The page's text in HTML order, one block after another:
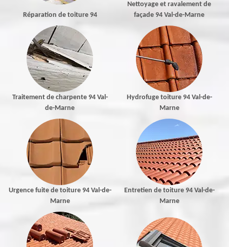
Réparation de toiture 94
Nettoyage et ravalement de
façade 94 Val-de-Marne
Traitement de charpente 94 Val-
de-Marne
Hydrofuge toiture 94 Val-de-
Marne
Urgence fuite de toiture 94 Val-de-
Marne
Entretien de toiture 94 Val-de-
Marne